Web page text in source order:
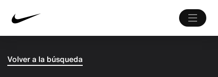
Volver a la búsqueda